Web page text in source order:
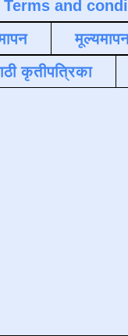
Terms and
कृतीपत्रिका